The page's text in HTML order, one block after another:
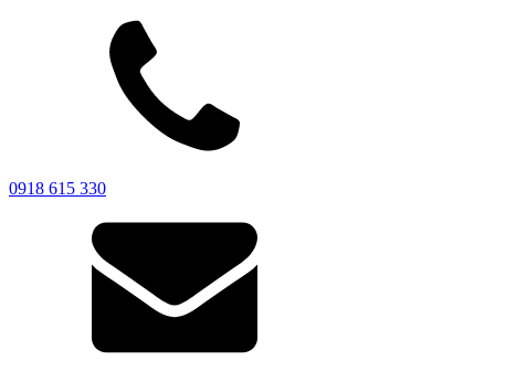
0918 615 330